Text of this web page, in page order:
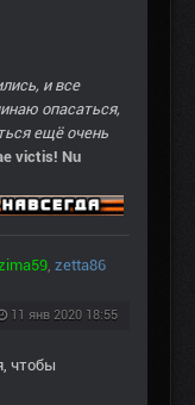
и все
опасаться,
ещё очень
victis! Nu
, zetta86
11 янв 2020 18:55
, чтобы